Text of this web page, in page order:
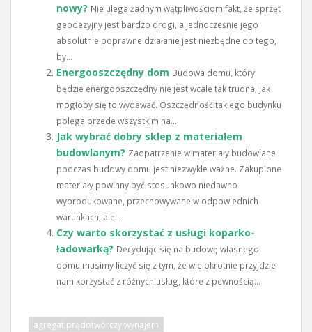
nowy? Nie ulega żadnym wątpliwościom fakt, że sprzęt
geodezyjny jest bardzo drogi, a jednocześnie jego
absolutnie poprawne działanie jest niezbędne do tego,
by...
Energooszczędny dom Budowa domu, który
będzie energooszczędny nie jest wcale tak trudna, jak
mogłoby się to wydawać. Oszczędność takiego budynku
polega przede wszystkim na...
Jak wybrać dobry sklep z materiałem
budowlanym? Zaopatrzenie w materiały budowlane
podczas budowy domu jest niezwykle ważne. Zakupione
materiały powinny być stosunkowo niedawno
wyprodukowane, przechowywane w odpowiednich
warunkach, ale...
Czy warto skorzystać z usługi koparko-
ładowarką? Decydując się na budowę własnego
domu musimy liczyć się z tym, że wielokrotnie przyjdzie
nam korzystać z różnych usług, które z pewnością...
agregat prądotwórczy wynajem